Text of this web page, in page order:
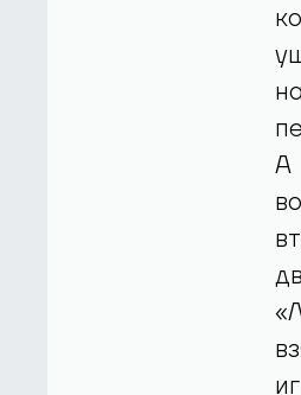
на
А
во